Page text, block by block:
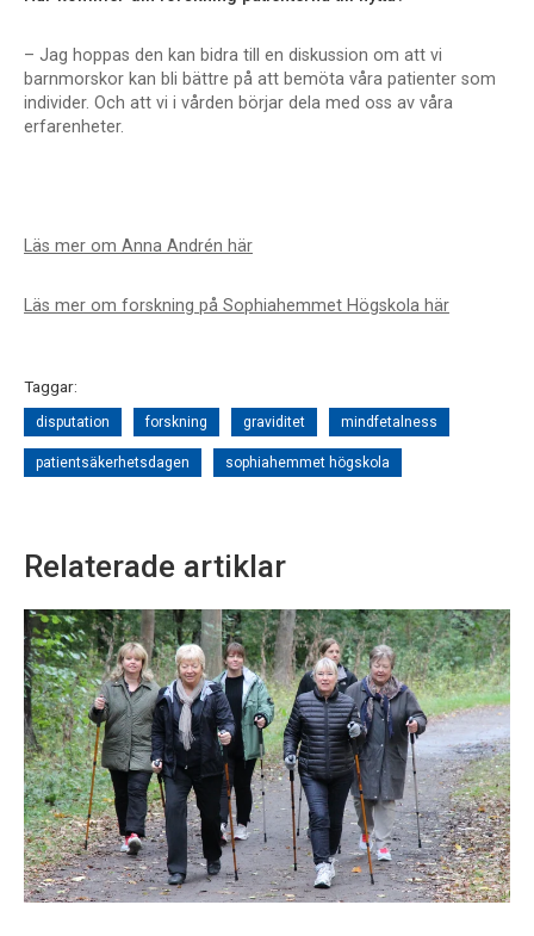
– Jag hoppas den kan bidra till en diskussion om att vi
barnmorskor kan bli bättre på att bemöta våra patienter som
individer. Och att vi i vården börjar dela med oss av våra
erfarenheter.
Läs mer om Anna Andrén här
Läs mer om forskning på Sophiahemmet Högskola här
Taggar:
disputation forskning graviditet mindfetalness
patientsäkerhetsdagen sophiahemmet högskola
Relaterade artiklar